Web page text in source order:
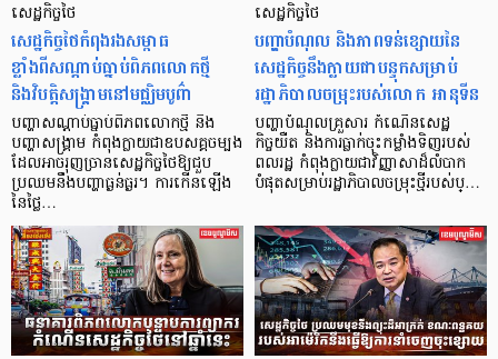
សេដ្ឋកិច្ចថៃ
សេដ្ឋកិច្ចថៃកំពុងរងសម្ពាធ
ខ្លាំងពីសណ្តាប់ធ្នាប់ពិភពលោកថ្មី
និងវិបត្តិសង្រ្គាមនៅមជ្ឈិមបូព៌ា
បញ្ហាសណ្តាប់ធ្នាប់ពិភពលោកថ្មី និង
បញ្ហាសង្រ្គាម កំពុងក្លាយជាឧបសគ្គចម្បង
ដែលអាចរុញច្រានសេដ្ឋកិច្ចថៃឱ្យជួប
ប្រឈមនឹងបញ្ហាធ្ងន់ធ្ងរ។ ការកើនឡើង
នៃថ្លៃ…
សេដ្ឋកិច្ចថៃ
បញ្ហាបំណុល និងភាពទន់ខ្សោយនៃ
សេដ្ឋកិច្ចនឹងក្លាយជាបន្ទុកសម្រាប់
រដ្ឋាភិបាលចម្រុះរបស់លោក អានុទីន
បញ្ហាបំណុលគ្រួសារ កំណើនសេដ្ឋ
កិច្ចយឺត និងការធ្លាក់ចុះកម្លាំងទិញរបស់
ពលរដ្ឋ កំពុងក្លាយជាវិញ្ញាសាដ៏លំបាក
បំផុតសម្រាប់រដ្ឋាភិបាលចម្រុះថ្មីរបស់ប្…